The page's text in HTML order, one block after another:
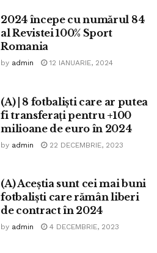
2024 începe cu numărul 84
al Revistei 100% Sport
Romania
by admin 12 IANUARIE, 2024
(A) | 8 fotbaliști care ar putea
fi transferați pentru +100
milioane de euro în 2024
by admin 22 DECEMBRIE, 2023
(A) Aceștia sunt cei mai buni
fotbaliști care rămân liberi
de contract în 2024
by admin 4 DECEMBRIE, 2023